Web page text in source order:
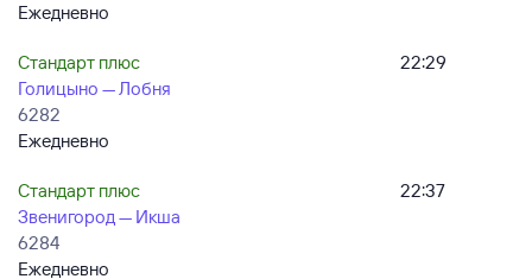
Ежедневно
Стандарт плюс
Голицыно — Лобня
6282
Ежедневно
22:29
Стандарт плюс
Звенигород — Икша
6284
Ежедневно
22:37